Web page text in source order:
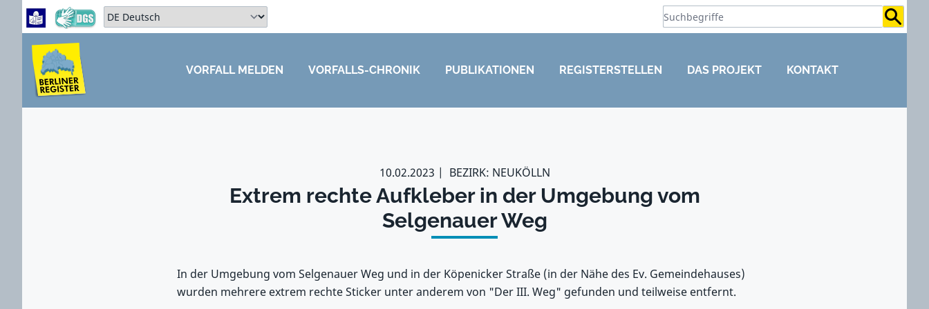
Zum Hauptbereich springen
Zum Hauptmenü springen
Sprache auswählen:
ZUM HAUPTBEREICH SPRINGEN
VORFALL MELDEN VORFALLS-CHRONIK PUBLIKATIONEN REGISTERSTELLEN DAS PROJEKT KONTAKT
10.02.2023 BEZIRK: NEUKÖLLN
Extrem rechte Aufkleber in der Umgebung vom
Selgenauer Weg
In der Umgebung vom Selgenauer Weg und in der Köpenicker Straße (in der Nähe des Ev. Gemeindehauses)
wurden mehrere extrem rechte Sticker unter anderem von "Der III. Weg" gefunden und teilweise entfernt.